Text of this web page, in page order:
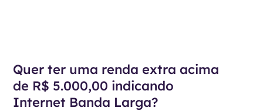
Quer ter uma renda extra acima
de R$ 5.000,00 indicando
Internet Banda Larga?